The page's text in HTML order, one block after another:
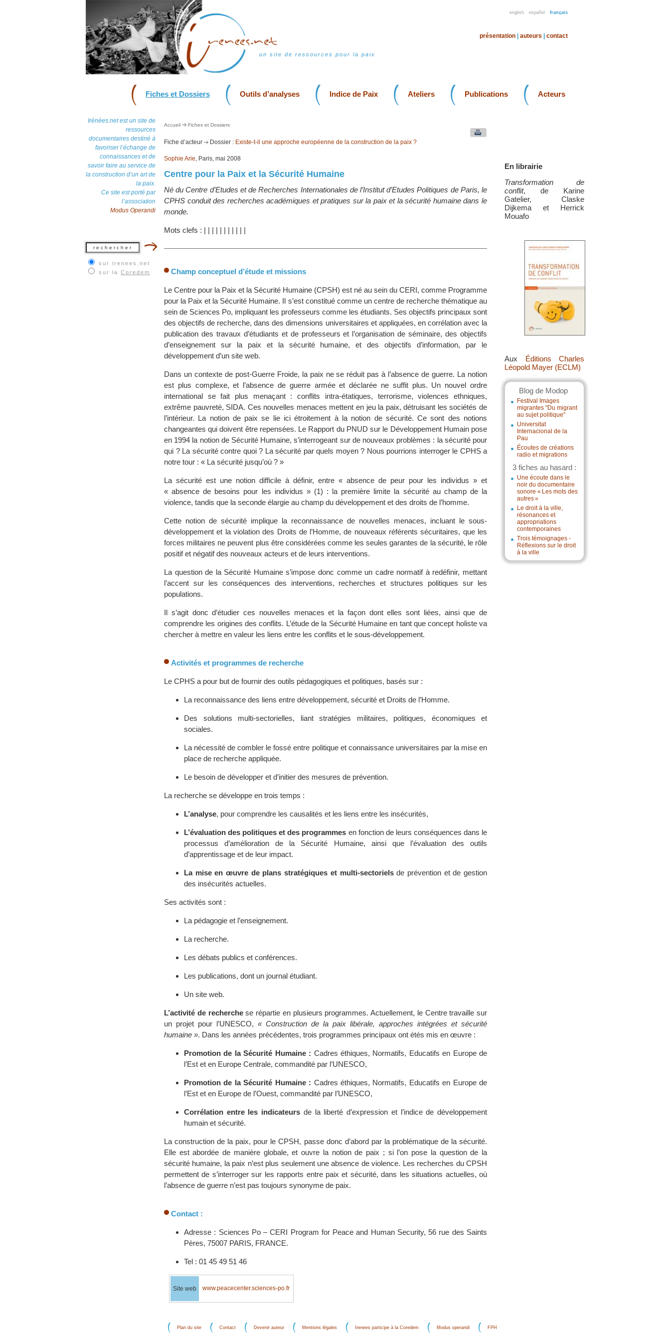
english español français
un site de ressources pour la paix
présentation auteurs contact
Fiches et Dossiers Outils d’analyses Indice de Paix Ateliers Publications Acteurs
Irénées.net est un site de
ressources
documentaires destiné à
favoriser l’échange de
connaissances et de
savoir faire au service de
la construction d’un art de
la paix.
Ce site est porté par
l’association
Modus Operandi
sur irenees.net
sur la Coredem
En librairie
Transformation de
conflit, de Karine
Gatelier, Claske
Dijkema et Herrick
Mouafo
Aux Éditions Charles
Léopold Mayer (ECLM)
Blog de Modop
Festival Images
migrantes "Du migrant
au sujet politique"
Universitat
Internacional de la
Pau
Écoutes de créations
radio et migrations
3 fiches au hasard :
Une écoute dans le
noir du documentaire
sonore « Les mots des
autres »
Le droit à la ville,
résonances et
appropriations
contemporaines
Trois témoignages -
Réflexions sur le droit
à la ville
Accueil Fiches et Dossiers
Fiche d’acteur Dossier : Existe-t-il une approche européenne de la construction de la paix ?
Sophie Arie, Paris, mai 2008
Centre pour la Paix et la Sécurité Humaine
Né du Centre d’Etudes et de Recherches Internationales de l’Institut d’Etudes Politiques de Paris, le
CPHS conduit des recherches académiques et pratiques sur la paix et la sécurité humaine dans le
monde.
Mots clefs : | | | | | | | | | | |
Champ conceptuel d’étude et missions
Le Centre pour la Paix et la Sécurité Humaine (CPSH) est né au sein du CERI, comme Programme
pour la Paix et la Sécurité Humaine. Il s’est constitué comme un centre de recherche thématique au
sein de Sciences Po, impliquant les professeurs comme les étudiants. Ses objectifs principaux sont
des objectifs de recherche, dans des dimensions universitaires et appliquées, en corrélation avec la
publication des travaux d’étudiants et de professeurs et l’organisation de séminaire, des objectifs
d’enseignement sur la paix et la sécurité humaine, et des objectifs d’information, par le
développement d’un site web.
Dans un contexte de post-Guerre Froide, la paix ne se réduit pas à l’absence de guerre. La notion
est plus complexe, et l’absence de guerre armée et déclarée ne suffit plus. Un nouvel ordre
international se fait plus menaçant : conflits intra-étatiques, terrorisme, violences ethniques,
extrême pauvreté, SIDA. Ces nouvelles menaces mettent en jeu la paix, détruisant les sociétés de
l’intérieur. La notion de paix se lie ici étroitement à la notion de sécurité. Ce sont des notions
changeantes qui doivent être repensées. Le Rapport du PNUD sur le Développement Humain pose
en 1994 la notion de Sécurité Humaine, s’interrogeant sur de nouveaux problèmes : la sécurité pour
qui ? La sécurité contre quoi ? La sécurité par quels moyen ? Nous pourrions interroger le CPHS a
notre tour : « La sécurité jusqu’où ? »
La sécurité est une notion difficile à définir, entre « absence de peur pour les individus » et
« absence de besoins pour les individus » (1) : la première limite la sécurité au champ de la
violence, tandis que la seconde élargie au champ du développement et des droits de l’homme.
Cette notion de sécurité implique la reconnaissance de nouvelles menaces, incluant le sous-
développement et la violation des Droits de l’Homme, de nouveaux référents sécuritaires, que les
forces militaires ne peuvent plus être considérées comme les seules garantes de la sécurité, le rôle
positif et négatif des nouveaux acteurs et de leurs interventions.
La question de la Sécurité Humaine s’impose donc comme un cadre normatif à redéfinir, mettant
l’accent sur les conséquences des interventions, recherches et structures politiques sur les
populations.
Il s’agit donc d’étudier ces nouvelles menaces et la façon dont elles sont liées, ainsi que de
comprendre les origines des conflits. L’étude de la Sécurité Humaine en tant que concept holiste va
chercher à mettre en valeur les liens entre les conflits et le sous-développement.
Activités et programmes de recherche
Le CPHS a pour but de fournir des outils pédagogiques et politiques, basés sur :
La reconnaissance des liens entre développement, sécurité et Droits de l’Homme.
Des solutions multi-sectorielles, liant stratégies militaires, politiques, économiques et
sociales.
La nécessité de combler le fossé entre politique et connaissance universitaires par la mise en
place de recherche appliquée.
Le besoin de développer et d’initier des mesures de prévention.
La recherche se développe en trois temps :
L’analyse, pour comprendre les causalités et les liens entre les insécurités,
L’évaluation des politiques et des programmes en fonction de leurs conséquences dans le
processus d’amélioration de la Sécurité Humaine, ainsi que l’évaluation des outils
d’apprentissage et de leur impact.
La mise en œuvre de plans stratégiques et multi-sectorielsde prévention et de gestion
des insécurités actuelles.
Ses activités sont :
La pédagogie et l’enseignement.
La recherche.
Les débats publics et conférences.
Les publications, dont un journal étudiant.
Un site web.
L’activité de recherchese répartie en plusieurs programmes. Actuellement, le Centre travaille sur
un projet pour l’UNESCO, « Construction de la paix libérale, approches intégrées et sécurité
humaine ». Dans les années précédentes, trois programmes principaux ont étés mis en œuvre :
Promotion de la Sécurité Humaine : Cadres éthiques, Normatifs, Educatifs en Europe de
l’Est et en Europe Centrale, commandité par l’UNESCO,
Promotion de la Sécurité Humaine : Cadres éthiques, Normatifs, Educatifs en Europe de
l’Est et en Europe de l’Ouest, commandité par l’UNESCO,
Corrélation entre les indicateurs de la liberté d’expression et l’indice de développement
humain et sécurité.
La construction de la paix, pour le CPSH, passe donc d’abord par la problématique de la sécurité.
Elle est abordée de manière globale, et ouvre la notion de paix ; si l’on pose la question de la
sécurité humaine, la paix n’est plus seulement une absence de violence. Les recherches du CPSH
permettent de s’interroger sur les rapports entre paix et sécurité, dans les situations actuelles, où
l’absence de guerre n’est pas toujours synonyme de paix.
Contact :
Adresse : Sciences Po – CERI Program for Peace and Human Security, 56 rue des Saints
Pères, 75007 PARIS, FRANCE.
Tel : 01 45 49 51 46
Site web www.peacecenter.sciences-po.fr
Plan du site Contact Devenir auteur Mentions légales Irenees participe à la Coredem Modus operandi FPH